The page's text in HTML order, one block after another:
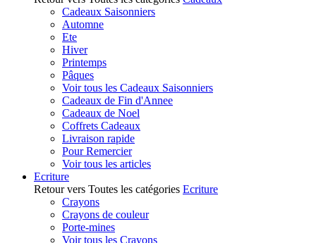
Cadeaux Saisonniers
Automne
Ete
Hiver
Printemps
Pâques
Voir tous les Cadeaux Saisonniers
Cadeaux de Fin d'Annee
Cadeaux de Noel
Coffrets Cadeaux
Livraison rapide
Pour Remercier
Voir tous les articles
Ecriture
Retour vers Toutes les catégories Ecriture
Crayons
Crayons de couleur
Porte-mines
Voir tous les Crayons